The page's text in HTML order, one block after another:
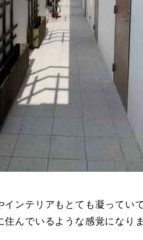
インテリアもとても凝ってい
んでいるような感覚になりま